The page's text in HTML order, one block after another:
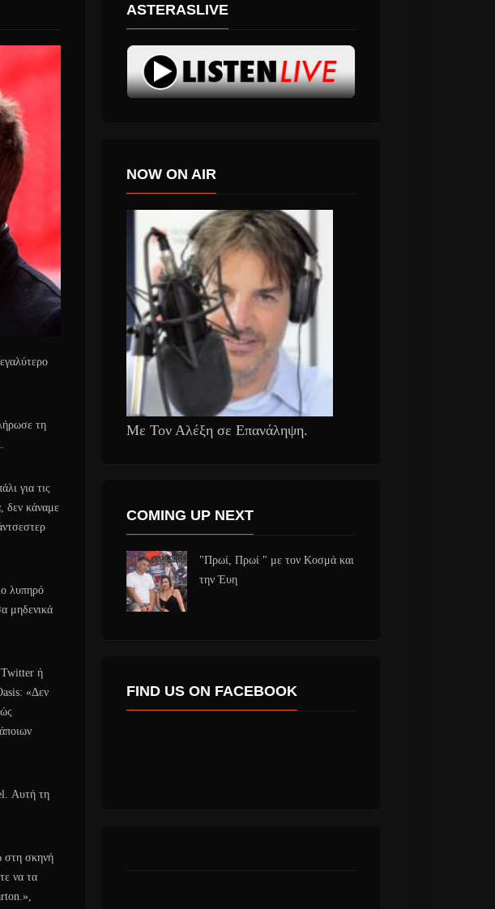
τη
για τις
δεν κάναμε
λυπηρό
μηδενικά
Twitter ή
«Δεν
Αυτή τη
στη σκηνή
να τα
ASTERASLIVE
NOW ON AIR
Με Τον Αλέξη σε Επανάληψη.
COMING UP NEXT
"Πρωί, Πρωί " με τον Κοσμά και
την Έυη
FIND US ON FACEBOOK